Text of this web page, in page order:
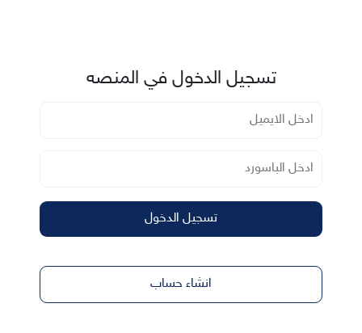
تسجيل الدخول في المنصه
تسجيل الدخول
انشاء حساب